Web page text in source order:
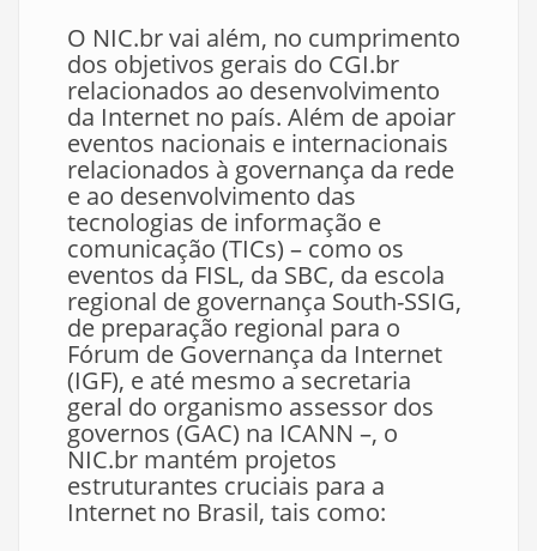
O NIC.br vai além, no cumprimento
dos objetivos gerais do CGI.br
relacionados ao desenvolvimento
da Internet no país. Além de apoiar
eventos nacionais e internacionais
relacionados à governança da rede
e ao desenvolvimento das
tecnologias de informação e
comunicação (TICs) – como os
eventos da FISL, da SBC, da escola
regional de governança South-SSIG,
de preparação regional para o
Fórum de Governança da Internet
(IGF), e até mesmo a secretaria
geral do organismo assessor dos
governos (GAC) na ICANN –, o
NIC.br mantém projetos
estruturantes cruciais para a
Internet no Brasil, tais como: